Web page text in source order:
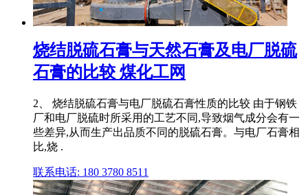
烧结脱硫石膏与天然石膏及电厂脱硫
石膏的比较 煤化工网
2、 烧结脱硫石膏与电厂脱硫石膏性质的比较 由于钢铁
厂和电厂脱硫时所采用的工艺不同,导致烟气成分会有一
些差异,从而生产出品质不同的脱硫石膏。与电厂石膏相
比,烧 .
联系电话: 180 3780 8511